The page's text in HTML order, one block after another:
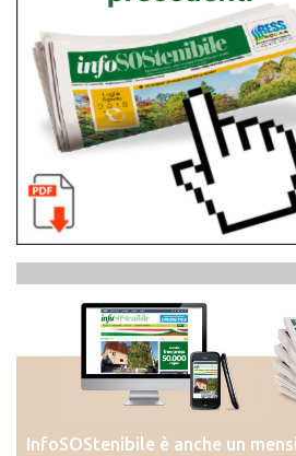
InfoSOStenibile è anche un